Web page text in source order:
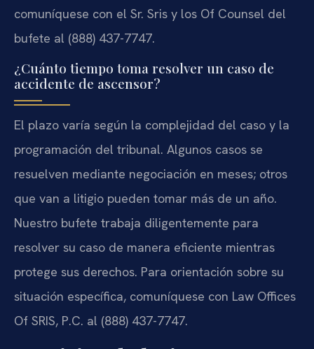
comuníquese con el Sr. Sris y los Of Counsel del
bufete al (888) 437-7747.
¿Cuánto tiempo toma resolver un caso de
accidente de ascensor?
El plazo varía según la complejidad del caso y la
programación del tribunal. Algunos casos se
resuelven mediante negociación en meses; otros
que van a litigio pueden tomar más de un año.
Nuestro bufete trabaja diligentemente para
resolver su caso de manera eficiente mientras
protege sus derechos. Para orientación sobre su
situación específica, comuníquese con Law Offices
Of SRIS, P.C. al (888) 437-7747.